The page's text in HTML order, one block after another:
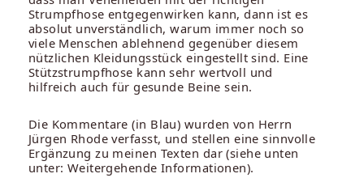
Strumpfhose entgegenwirken kann, dann ist es
absolut unverständlich, warum immer noch so
viele Menschen ablehnend gegenüber diesem
nützlichen Kleidungsstück eingestellt sind. Eine
Stützstrumpfhose kann sehr wertvoll und
hilfreich auch für gesunde Beine sein.
Die Kommentare (in Blau) wurden von Herrn
Jürgen Rhode verfasst, und stellen eine sinnvolle
Ergänzung zu meinen Texten dar (siehe unten
unter: Weitergehende Informationen).